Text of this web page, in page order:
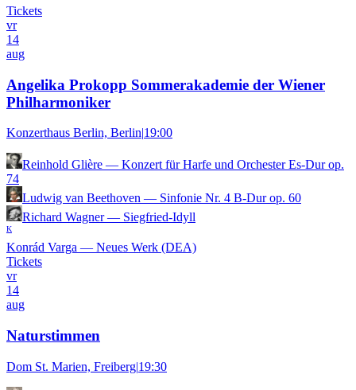
Tickets
vr
14
aug
Angelika Prokopp Sommerakademie der Wiener
Philharmoniker
Konzerthaus Berlin, Berlin|19:00
Reinhold Glière — Konzert für Harfe und Orchester Es-Dur op.
74
Ludwig van Beethoven — Sinfonie Nr. 4 B-Dur op. 60
Richard Wagner— Siegfried-Idyll
K
Konrád Varga — Neues Werk (DEA)
Tickets
vr
14
aug
Naturstimmen
Dom St. Marien, Freiberg|19:30